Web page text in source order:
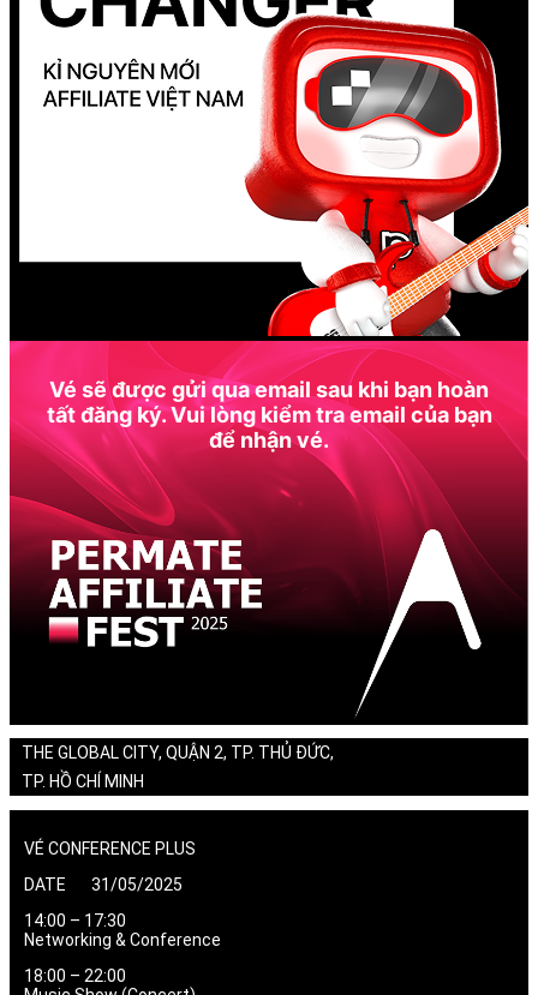
Vé sẽ được gửi qua email sau khi bạn hoàn
tất đăng ký. Vui lòng kiểm tra email của bạn
để nhận vé.
THE GLOBAL CITY, QUẬN 2, TP. THỦ ĐỨC,
TP. HỒ CHÍ MINH
VÉ CONFERENCE PLUS
DATE 31/05/2025
14:00 – 17:30
Networking & Conference
18:00 – 22:00